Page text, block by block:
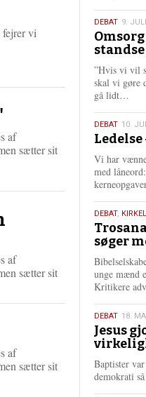
fejrer vi
af
sætter sit
af
sætter sit
af
sætter sit
9.
juli
2026
DEBAT 9.
standse
”Hvis vi vil
skal vi gøre
gå lidt…
s
e
r
e
10.
juni
2026
DEBAT 10.
Vi har
med
2.
juni
2026
DEBAT,
søger
unge mænd
Kritikere
18.
maj
2026
DEBAT 18.
Jesus
Baptister
demokrati